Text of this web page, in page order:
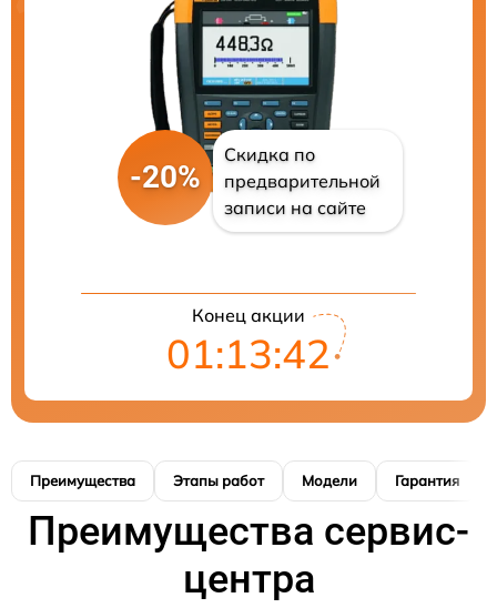
-20%
Скидка по
предварительной
записи на сайте
Конец акции
01:13:41
Преимущества Этапы работ Модели Гарантия
Преимущества сервис-
центра